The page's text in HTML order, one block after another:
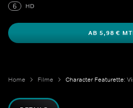
6
HD
AB 5,98 €
Home Filme Character Featurette: